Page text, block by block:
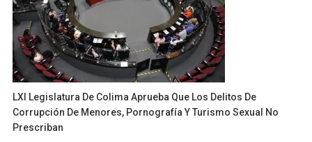
LXI Legislatura De Colima Aprueba Que Los Delitos De
Corrupción De Menores, Pornografía Y Turismo Sexual No
Prescriban